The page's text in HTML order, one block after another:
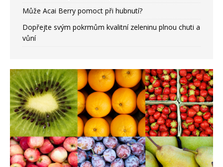
Může Acai Berry pomoct při hubnutí?
Dopřejte svým pokrmům kvalitní zeleninu plnou chuti a
vůní